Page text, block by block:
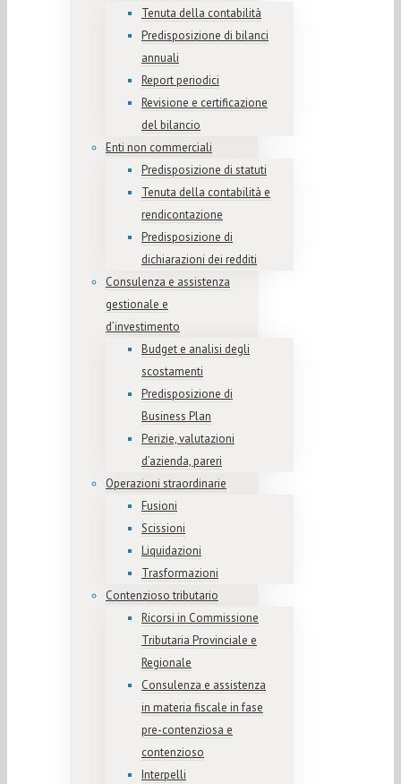
Tenuta della contabilità
Predisposizione di bilanci
annuali
Report periodici
Revisione e certificazione
del bilancio
Enti non commerciali
Predisposizione di statuti
Tenuta della contabilità e
rendicontazione
Predisposizione di
dichiarazioni dei redditi
Consulenza e assistenza
gestionale e
d’investimento
Budget e analisi degli
scostamenti
Predisposizione di
Business Plan
Perizie, valutazioni
d’azienda, pareri
Operazioni straordinarie
Fusioni
Scissioni
Liquidazioni
Trasformazioni
Contenzioso tributario
Ricorsi in Commissione
Tributaria Provinciale e
Regionale
Consulenza e assistenza
in materia fiscale in fase
pre-contenziosa e
contenzioso
Interpelli